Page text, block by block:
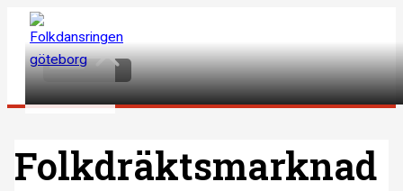
Hoppa
innehåll
Main
Menu
Folkdräktsmarknad